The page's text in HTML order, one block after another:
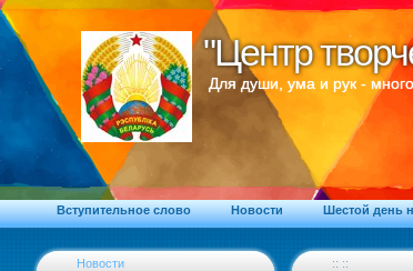
"Центр
"Центр
Для души, ума и рук -
Вступительное слово Новости Шестой день
Новости :: ::